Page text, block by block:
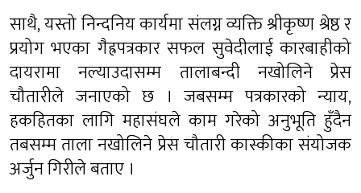
साथै, यस्तो निन्दनिय कार्यमा संलग्न व्यक्ति श्रीकृष्ण श्रेष्ठ र
प्रयोग भएका गैह्रपत्रकार सफल सुवेदीलाई कारबाहीको
दायरामा नल्याउदासम्म तालाबन्दी नखोलिने प्रेस
चौतारीले जनाएको छ । जबसम्म पत्रकारको न्याय,
हकहितका लागि महासंघले काम गरेको अनुभूति हुँदैन
तबसम्म ताला नखोलिने प्रेस चौतारी कास्कीका संयोजक
अर्जुन गिरीले बताए ।